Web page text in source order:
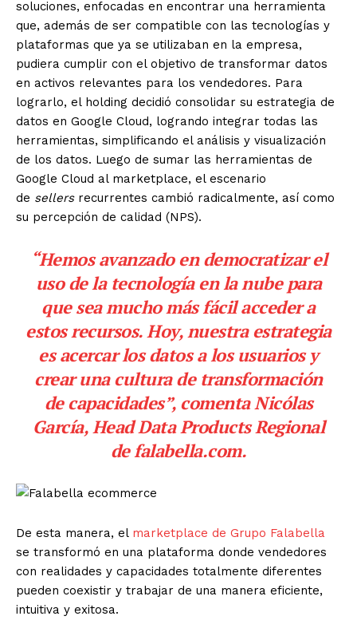
soluciones, enfocadas en encontrar una herramienta
que, además de ser compatible con las tecnologías y
plataformas que ya se utilizaban en la empresa,
pudiera cumplir con el objetivo de transformar datos
en activos relevantes para los vendedores. Para
lograrlo, el holding decidió consolidar su estrategia de
datos en Google Cloud, logrando integrar todas las
herramientas, simplificando el análisis y visualización
de los datos. Luego de sumar las herramientas de
Google Cloud al marketplace, el escenario
de sellersrecurrentes cambió radicalmente, así como
su percepción de calidad (NPS).
“Hemos avanzado en democratizar el
uso de la tecnología en la nube para
que sea mucho más fácil acceder a
estos recursos. Hoy, nuestra estrategia
es acercar los datos a los usuarios y
crear una cultura de transformación
de capacidades”, comenta Nicólas
García, Head Data Products Regional
de falabella.com.
De esta manera, el marketplace de Grupo Falabella
se transformó en una plataforma donde vendedores
con realidades y capacidades totalmente diferentes
pueden coexistir y trabajar de una manera eficiente,
intuitiva y exitosa.